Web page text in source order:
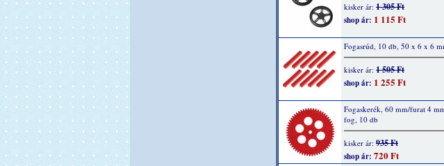
kisker ár: 1 305 Ft
shop ár: 1 115 Ft
Fogasrúd, 10 db, 50 x 6 x 6
kisker ár: 1 505 Ft
shop ár: 1 255 Ft
Fogaskerék, 60 mm/furat 4
fog, 10 db
kisker ár: 935 Ft
shop ár: 720 Ft